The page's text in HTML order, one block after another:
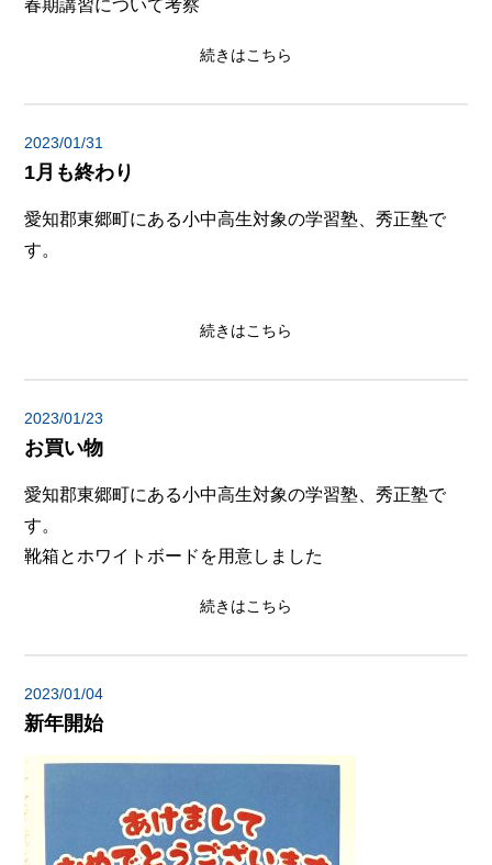
春期講習について考察
続きはこちら
2023/01/31
1月も終わり
愛知郡東郷町にある小中高生対象の学習塾、秀正塾で
す。
続きはこちら
2023/01/23
お買い物
愛知郡東郷町にある小中高生対象の学習塾、秀正塾で
す。
靴箱とホワイトボードを用意しました
続きはこちら
2023/01/04
新年開始